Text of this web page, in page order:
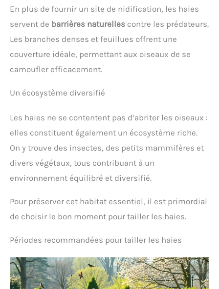
En plus de fournir un site de nidification, les haies
servent de barrières naturelles contre les prédateurs.
Les branches denses et feuillues offrent une
couverture idéale, permettant aux oiseaux de se
camoufler efficacement.
Un écosystème diversifié
Les haies ne se contentent pas d’abriter les oiseaux :
elles constituent également un écosystème riche.
On y trouve des insectes, des petits mammifères et
divers végétaux, tous contribuant à un
environnement équilibré et diversifié.
Pour préserver cet habitat essentiel, il est primordial
de choisir le bon moment pour tailler les haies.
Périodes recommandées pour tailler les haies